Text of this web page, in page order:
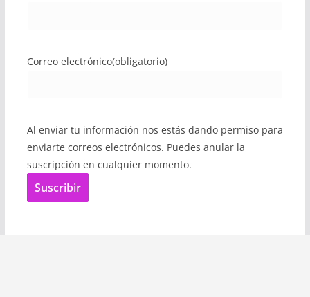
Correo electrónico(obligatorio)
Al enviar tu información nos estás dando permiso para
enviarte correos electrónicos. Puedes anular la
suscripción en cualquier momento.
Suscribir